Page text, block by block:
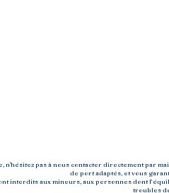
n'hésitez pas à nous contacter directement par
de port adaptés, et vous
interdits aux mineurs, aux personnes dont
troubles